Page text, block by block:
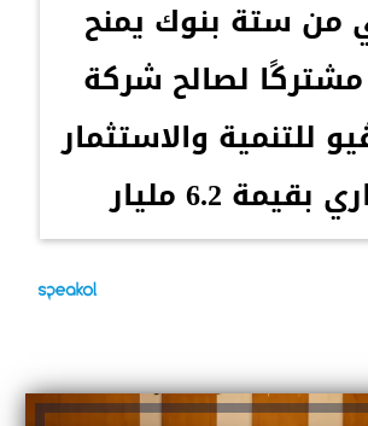
من ستة بنوك يمنح
مشتركًا لصالح شركة
للتنمية والاستثمار
6.2 مليار